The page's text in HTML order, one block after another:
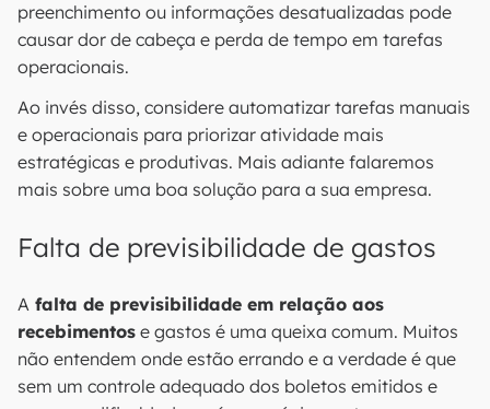
preenchimento ou informações desatualizadas pode
causar dor de cabeça e perda de tempo em tarefas
operacionais.
Ao invés disso, considere automatizar tarefas manuais
e operacionais para priorizar atividade mais
estratégicas e produtivas. Mais adiante falaremos
mais sobre uma boa solução para a sua empresa.
Falta de previsibilidade de gastos
A falta de previsibilidade em relação aos
recebimentos e gastos é uma queixa comum. Muitos
não entendem onde estão errando e a verdade é que
sem um controle adequado dos boletos emitidos e